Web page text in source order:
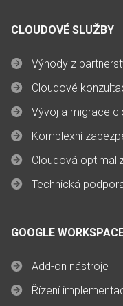
CLOUDOVÉ SLUŽBY
Výhody z
Cloudové
Vývoj a migrace
Komplexní
Cloudová
Technická
GOOGLE
Add-on nástroje
Řízení